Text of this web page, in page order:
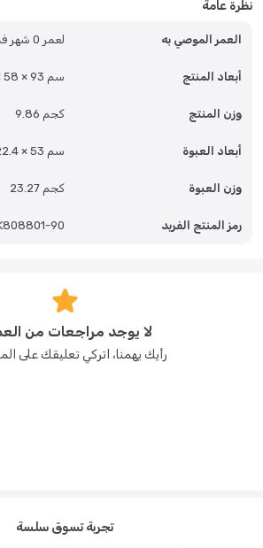
ج: المرتبة مريحة، مقاسها 85 × 50 سم.
نظرة عامة
العمر الموصي به لعمر 0 شهر فما فوق
أبعاد المنتج 68 × 58 × 93 سم
وزن المنتج 9.86 كجم
أبعاد العبوة 98 × 22.4 × 53 سم
وزن العبوة 23.27 كجم
رمز المنتج الفريد 90
لا يوجد مراجعات من
رأيك يهمنا، اتركي تعليقك على
تجربة تسوق سلسة